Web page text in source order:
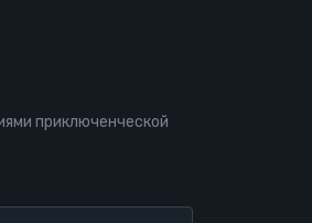
приключенческой